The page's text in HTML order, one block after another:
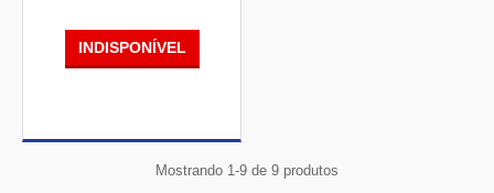
INDISPONÍVEL
Mostrando 1-9 de 9 produtos